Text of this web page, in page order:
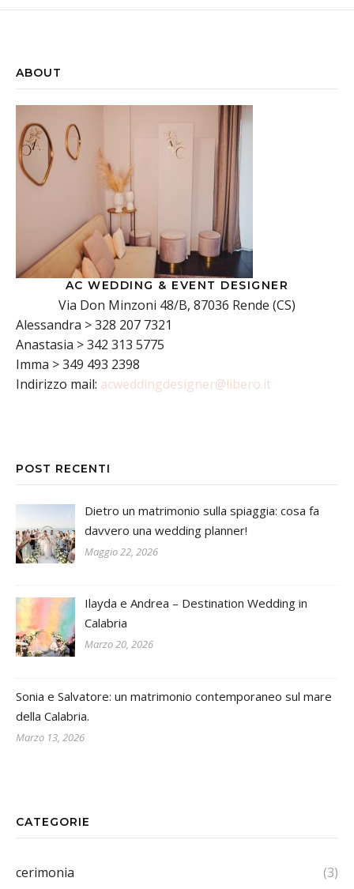
ABOUT
AC WEDDING & EVENT DESIGNER
Via Don Minzoni 48/B, 87036 Rende (CS)
Alessandra > 328 207 7321
Anastasia > 342 313 5775
Imma > 349 493 2398
Indirizzo mail: acweddingdesigner@libero.it
POST RECENTI
Dietro un matrimonio sulla spiaggia: cosa fa
davvero una wedding planner!
Maggio 22, 2026
Ilayda e Andrea – Destination Wedding in
Calabria
Marzo 20, 2026
Sonia e Salvatore: un matrimonio contemporaneo sul mare
della Calabria.
Marzo 13, 2026
CATEGORIE
cerimonia (3)